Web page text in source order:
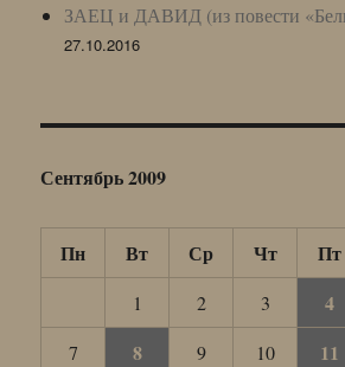
ЗАЕЦ и ДАВИД (из повести
27.10.2016
Сентябрь 2009
Пн Вт Ср Чт Пт
1 2 3 4
7 8 9 10 11